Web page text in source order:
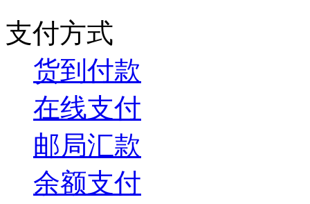
支付方式
货到付款
在线支付
邮局汇款
余额支付